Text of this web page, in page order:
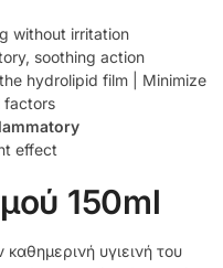
without irritation
soothing action
hydrolipid film | Minimize
factors
effect
150ml
υγιεινή του